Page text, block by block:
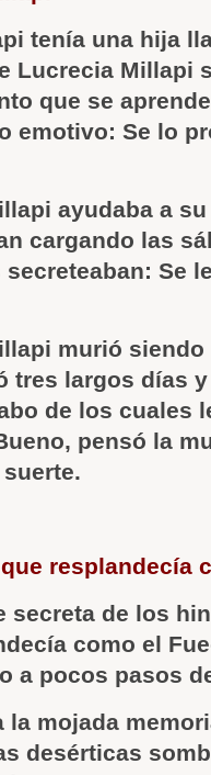
tenía una hija
Lucrecia Millapi
que se
emotivo: Se lo
ayudaba a
cargando las
Se
murió
tres largos días
de los cuales
pensó la
resplandecía
secreta de los
como el
a pocos pasos
la mojada
desérticas